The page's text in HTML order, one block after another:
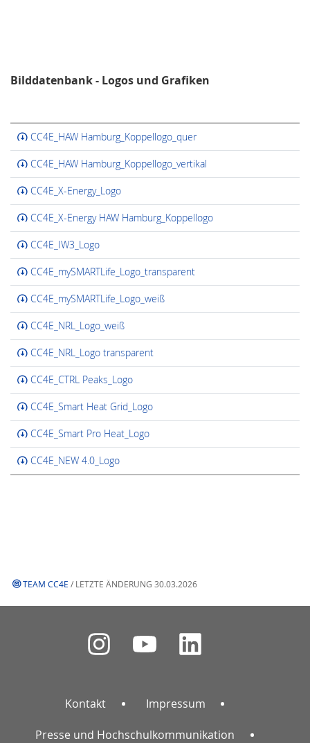
Bilddatenbank - Logos und Grafiken
CC4E_HAW Hamburg_Koppellogo_quer
CC4E_HAW Hamburg_Koppellogo_vertikal
CC4E_X-Energy_Logo
CC4E_X-Energy HAW Hamburg_Koppellogo
CC4E_IW3_Logo
CC4E_mySMARTLife_Logo_transparent
CC4E_mySMARTLife_Logo_weiß
CC4E_NRL_Logo_weiß
CC4E_NRL_Logo transparent
CC4E_CTRL Peaks_Logo
CC4E_Smart Heat Grid_Logo
CC4E_Smart Pro Heat_Logo
CC4E_NEW 4.0_Logo
TEAM CC4E / LETZTE ÄNDERUNG 30.03.2026
Kontakt Impressum
Presse und Hochschulkommunikation